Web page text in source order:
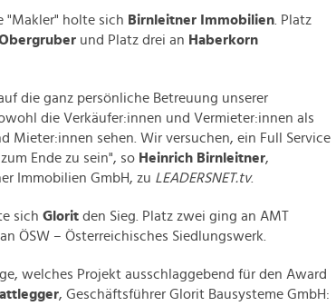
"Makler" holte sich Birnleitner Immobilien . Platz
und Platz drei an Haberkorn
die ganz persönliche Betreuung unserer
die Verkäufer:innen und Vermieter:innen als
Mieter:innen sehen. Wir versuchen, ein Full Service
Ende zu sein", so Heinrich Birnleitner,
Immobilien GmbH, zu LEADERSNET.tv.
sich Glorit den Sieg. Platz zwei ging an AMT
ÖSW – Österreichisches Siedlungswerk.
welches Projekt ausschlaggebend für den Award
, Geschäftsführer Glorit Bausysteme GmbH: